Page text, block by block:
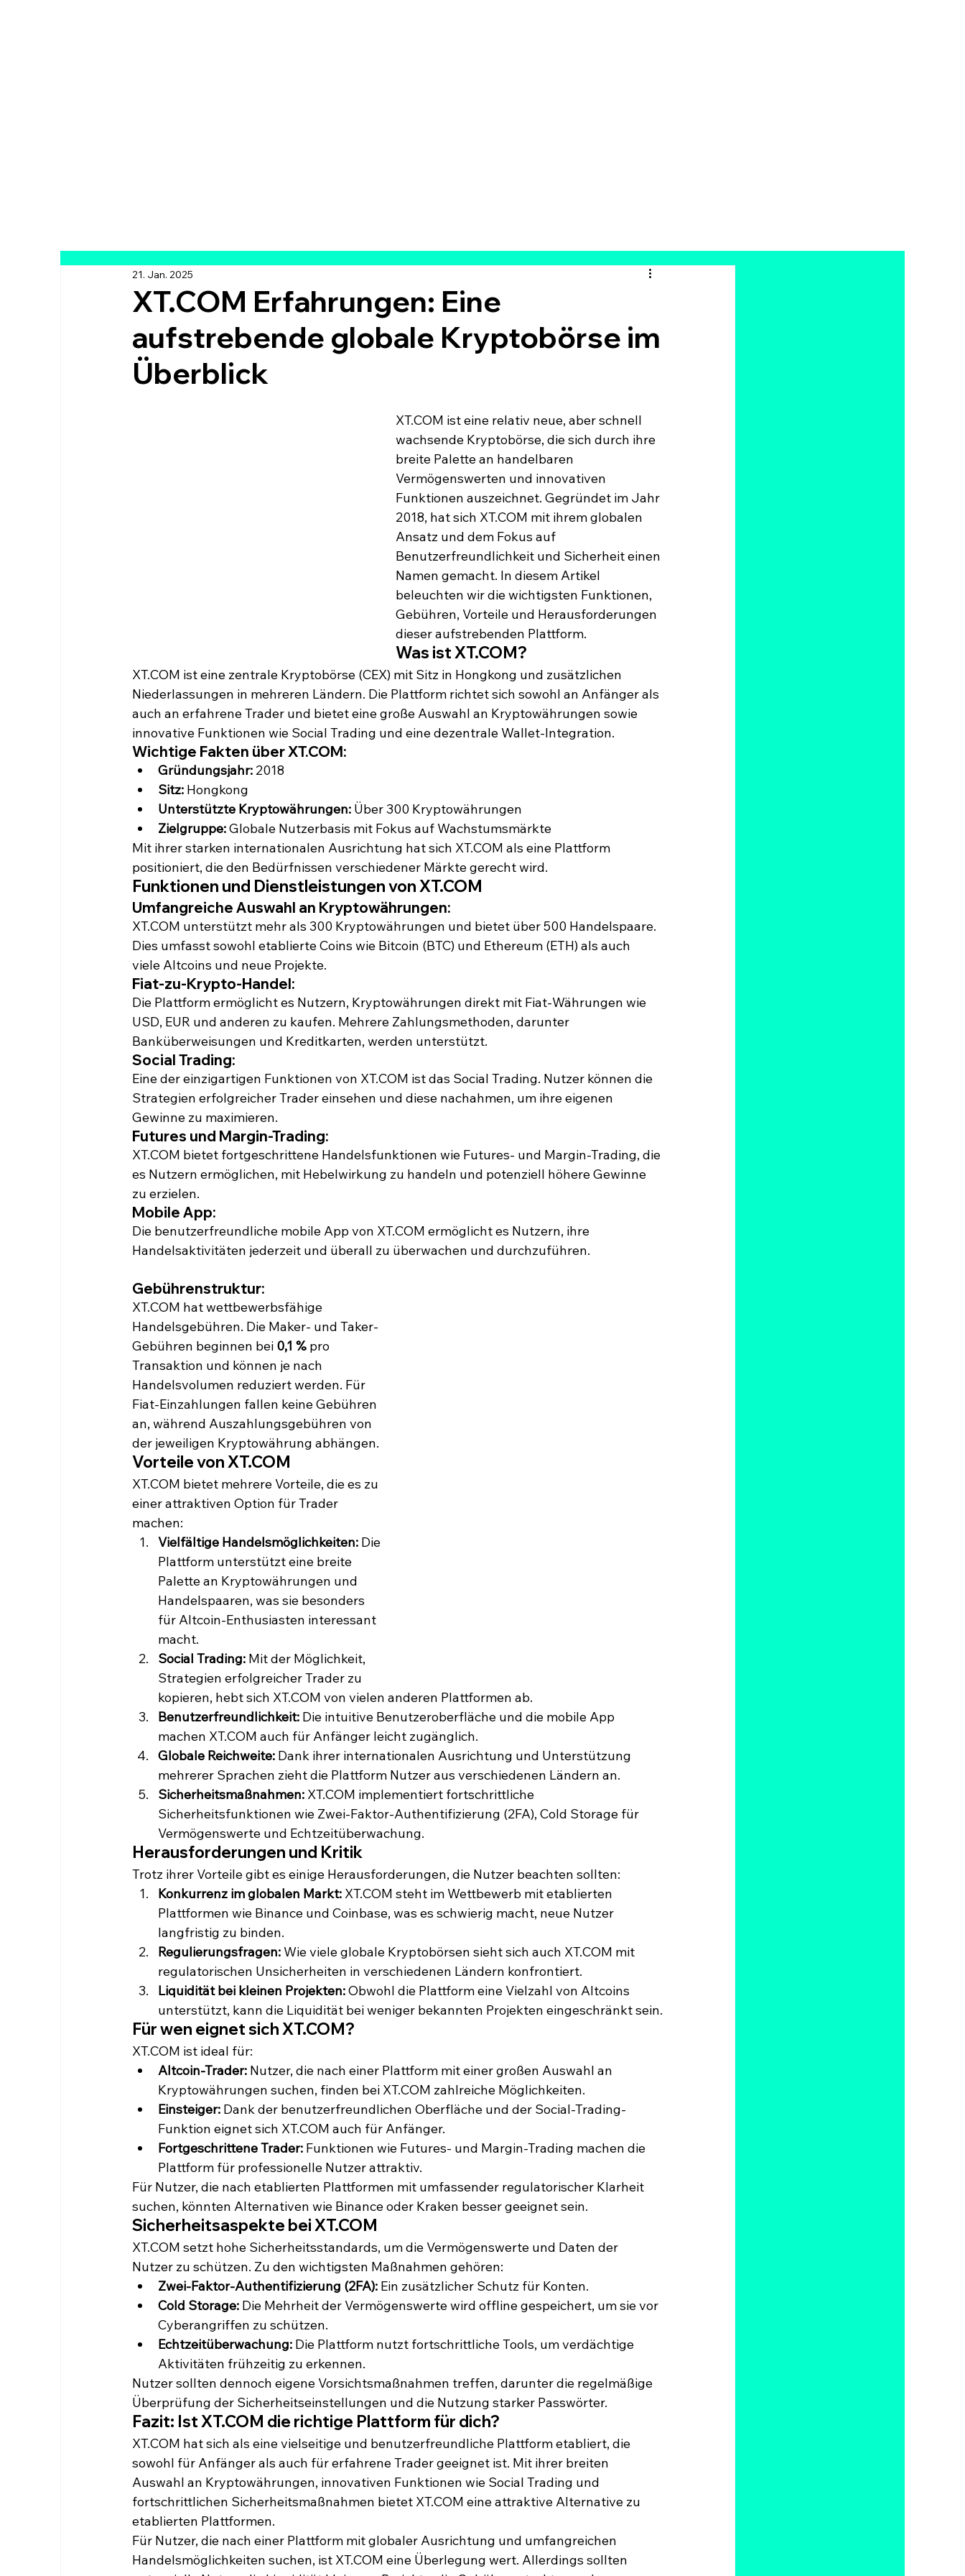
XT.COM Erfahrungen: Eine
aufstrebende globale Kryptobörse im
Überblick
21. Jan. 2025
XT.COM ist eine relativ neue, aber schnell
wachsende Kryptobörse, die sich durch ihre
breite Palette an handelbaren
Vermögenswerten und innovativen
Funktionen auszeichnet. Gegründet im Jahr
2018, hat sich XT.COM mit ihrem globalen
Ansatz und dem Fokus auf
Benutzerfreundlichkeit und Sicherheit einen
Namen gemacht. In diesem Artikel
beleuchten wir die wichtigsten Funktionen,
Gebühren, Vorteile und Herausforderungen
dieser aufstrebenden Plattform.
Was ist XT.COM?
XT.COM ist eine zentrale Kryptobörse (CEX) mit Sitz in Hongkong und zusätzlichen
Niederlassungen in mehreren Ländern. Die Plattform richtet sich sowohl an Anfänger als
auch an erfahrene Trader und bietet eine große Auswahl an Kryptowährungen sowie
innovative Funktionen wie Social Trading und eine dezentrale Wallet-Integration.
Wichtige Fakten über XT.COM:
Gründungsjahr: 2018
Sitz: Hongkong
Unterstützte Kryptowährungen: Über 300 Kryptowährungen
Zielgruppe: Globale Nutzerbasis mit Fokus auf Wachstumsmärkte
Mit ihrer starken internationalen Ausrichtung hat sich XT.COM als eine Plattform
positioniert, die den Bedürfnissen verschiedener Märkte gerecht wird.
Funktionen und Dienstleistungen von XT.COM
Umfangreiche Auswahl an Kryptowährungen:
XT.COM unterstützt mehr als 300 Kryptowährungen und bietet über 500 Handelspaare.
Dies umfasst sowohl etablierte Coins wie Bitcoin (BTC) und Ethereum (ETH) als auch
viele Altcoins und neue Projekte.
Fiat-zu-Krypto-Handel:
Die Plattform ermöglicht es Nutzern, Kryptowährungen direkt mit Fiat-Währungen wie
USD, EUR und anderen zu kaufen. Mehrere Zahlungsmethoden, darunter
Banküberweisungen und Kreditkarten, werden unterstützt.
Social Trading:
Eine der einzigartigen Funktionen von XT.COM ist das Social Trading. Nutzer können die
Strategien erfolgreicher Trader einsehen und diese nachahmen, um ihre eigenen
Gewinne zu maximieren.
Futures und Margin-Trading:
XT.COM bietet fortgeschrittene Handelsfunktionen wie Futures- und Margin-Trading, die
es Nutzern ermöglichen, mit Hebelwirkung zu handeln und potenziell höhere Gewinne
zu erzielen.
Mobile App:
Die benutzerfreundliche mobile App von XT.COM ermöglicht es Nutzern, ihre
Handelsaktivitäten jederzeit und überall zu überwachen und durchzuführen.
Gebührenstruktur:
XT.COM hat wettbewerbsfähige
Handelsgebühren. Die Maker- und Taker-
Gebühren beginnen bei 0,1 % pro
Transaktion und können je nach
Handelsvolumen reduziert werden. Für
Fiat-Einzahlungen fallen keine Gebühren
an, während Auszahlungsgebühren von
der jeweiligen Kryptowährung abhängen.
Vorteile von XT.COM
XT.COM bietet mehrere Vorteile, die es zu
einer attraktiven Option für Trader
machen:
Vielfältige Handelsmöglichkeiten: Die
Plattform unterstützt eine breite
Palette an Kryptowährungen und
Handelspaaren, was sie besonders
für Altcoin-Enthusiasten interessant
macht.
Social Trading: Mit der Möglichkeit,
Strategien erfolgreicher Trader zu
kopieren, hebt sich XT.COM von vielen anderen Plattformen ab.
Benutzerfreundlichkeit: Die intuitive Benutzeroberfläche und die mobile App
machen XT.COM auch für Anfänger leicht zugänglich.
Globale Reichweite: Dank ihrer internationalen Ausrichtung und Unterstützung
mehrerer Sprachen zieht die Plattform Nutzer aus verschiedenen Ländern an.
Sicherheitsmaßnahmen: XT.COM implementiert fortschrittliche
Sicherheitsfunktionen wie Zwei-Faktor-Authentifizierung (2FA), Cold Storage für
Vermögenswerte und Echtzeitüberwachung.
Herausforderungen und Kritik
Trotz ihrer Vorteile gibt es einige Herausforderungen, die Nutzer beachten sollten:
Konkurrenz im globalen Markt: XT.COM steht im Wettbewerb mit etablierten
Plattformen wie Binance und Coinbase, was es schwierig macht, neue Nutzer
langfristig zu binden.
Regulierungsfragen: Wie viele globale Kryptobörsen sieht sich auch XT.COM mit
regulatorischen Unsicherheiten in verschiedenen Ländern konfrontiert.
Liquidität bei kleinen Projekten: Obwohl die Plattform eine Vielzahl von Altcoins
unterstützt, kann die Liquidität bei weniger bekannten Projekten eingeschränkt sein.
Für wen eignet sich XT.COM?
XT.COM ist ideal für:
Altcoin-Trader: Nutzer, die nach einer Plattform mit einer großen Auswahl an
Kryptowährungen suchen, finden bei XT.COM zahlreiche Möglichkeiten.
Einsteiger: Dank der benutzerfreundlichen Oberfläche und der Social-Trading-
Funktion eignet sich XT.COM auch für Anfänger.
Fortgeschrittene Trader: Funktionen wie Futures- und Margin-Trading machen die
Plattform für professionelle Nutzer attraktiv.
Für Nutzer, die nach etablierten Plattformen mit umfassender regulatorischer Klarheit
suchen, könnten Alternativen wie Binance oder Kraken besser geeignet sein.
Sicherheitsaspekte bei XT.COM
XT.COM setzt hohe Sicherheitsstandards, um die Vermögenswerte und Daten der
Nutzer zu schützen. Zu den wichtigsten Maßnahmen gehören:
Zwei-Faktor-Authentifizierung (2FA): Ein zusätzlicher Schutz für Konten.
Cold Storage: Die Mehrheit der Vermögenswerte wird offline gespeichert, um sie vor
Cyberangriffen zu schützen.
Echtzeitüberwachung: Die Plattform nutzt fortschrittliche Tools, um verdächtige
Aktivitäten frühzeitig zu erkennen.
Nutzer sollten dennoch eigene Vorsichtsmaßnahmen treffen, darunter die regelmäßige
Überprüfung der Sicherheitseinstellungen und die Nutzung starker Passwörter.
Fazit: Ist XT.COM die richtige Plattform für dich?
XT.COM hat sich als eine vielseitige und benutzerfreundliche Plattform etabliert, die
sowohl für Anfänger als auch für erfahrene Trader geeignet ist. Mit ihrer breiten
Auswahl an Kryptowährungen, innovativen Funktionen wie Social Trading und
fortschrittlichen Sicherheitsmaßnahmen bietet XT.COM eine attraktive Alternative zu
etablierten Plattformen.
Für Nutzer, die nach einer Plattform mit globaler Ausrichtung und umfangreichen
Handelsmöglichkeiten suchen, ist XT.COM eine Überlegung wert. Allerdings sollten